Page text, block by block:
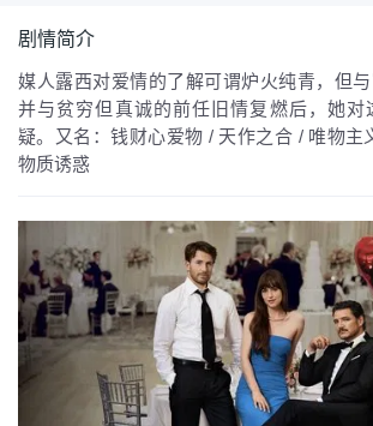
剧情简介
媒人露西对爱情的了解可谓炉火纯青，但
并与贫穷但真诚的前任旧情复燃后，她对
疑。又名：钱财心爱物 / 天作之合 / 唯物主
物质诱惑